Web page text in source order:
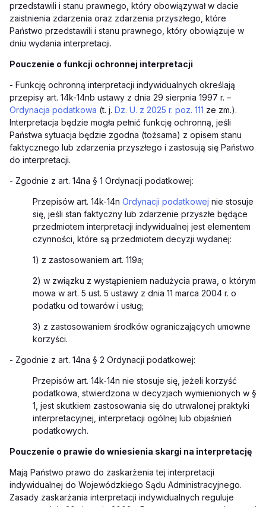
przedstawili i stanu prawnego, który obowiązywał w dacie
zaistnienia zdarzenia oraz zdarzenia przyszłego, które
Państwo przedstawili i stanu prawnego, który obowiązuje w
dniu wydania interpretacji.
Pouczenie o funkcji ochronnej interpretacji
- Funkcję ochronną interpretacji indywidualnych określają
przepisy art. 14k-14nb ustawy z dnia 29 sierpnia 1997 r. –
Ordynacja podatkowa (t. j. Dz. U. z 2025 r. poz. 111 ze zm.).
Interpretacja będzie mogła pełnić funkcję ochronną, jeśli
Państwa sytuacja będzie zgodna (tożsama) z opisem stanu
faktycznego lub zdarzenia przyszłego i zastosują się Państwo
do interpretacji.
- Zgodnie z art. 14na § 1 Ordynacji podatkowej:
Przepisów art. 14k-14n Ordynacji podatkowej nie stosuje
się, jeśli stan faktyczny lub zdarzenie przyszłe będące
przedmiotem interpretacji indywidualnej jest elementem
czynności, które są przedmiotem decyzji wydanej:
1) z zastosowaniem art. 119a;
2) w związku z wystąpieniem nadużycia prawa, o którym
mowa w art. 5 ust. 5 ustawy z dnia 11 marca 2004 r. o
podatku od towarów i usług;
3) z zastosowaniem środków ograniczających umowne
korzyści.
- Zgodnie z art. 14na § 2 Ordynacji podatkowej:
Przepisów art. 14k-14n nie stosuje się, jeżeli korzyść
podatkowa, stwierdzona w decyzjach wymienionych w §
1, jest skutkiem zastosowania się do utrwalonej praktyki
interpretacyjnej, interpretacji ogólnej lub objaśnień
podatkowych.
Pouczenie o prawie do wniesienia skargi na interpretację
Mają Państwo prawo do zaskarżenia tej interpretacji
indywidualnej do Wojewódzkiego Sądu Administracyjnego.
Zasady zaskarżania interpretacji indywidualnych reguluje